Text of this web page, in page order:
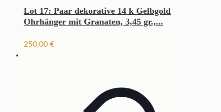
Lot 17: Paar dekorative 14 k Gelbgold
Ohrhänger mit Granaten, 3,45 gr.,...
250,00 €